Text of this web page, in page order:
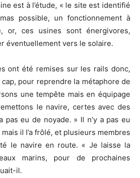
est à l’étude, « le site est identifié
possible, un fonctionnement à
or, ces usines sont énergivores,
éventuellement vers le solaire.
ont été remises sur les rails donc,
pour reprendre la métaphore de
une tempête mais en équipage
le navire, certes avec des
pas eu de noyade. » Il n’y a pas eu
il l’a frôlé, et plusieurs membres
le navire en route. « Je laisse la
marins, pour de prochaines
il.